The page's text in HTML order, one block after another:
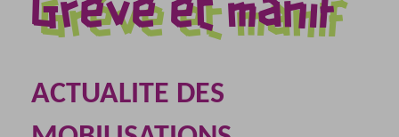
Grève et manif
ACTUALITE DES